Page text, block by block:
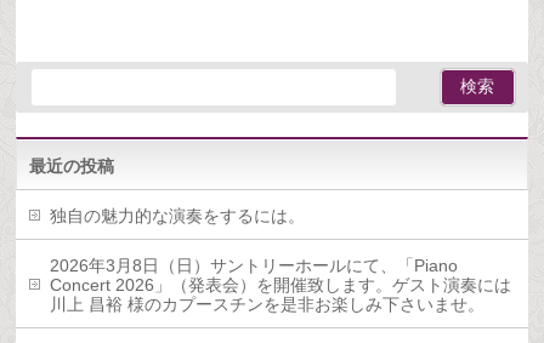
最近の投稿
独自の魅力的な演奏をするには。
2026年3月8日（日）サントリーホールにて、「Piano
Concert 2026」（発表会）を開催致します。ゲスト演奏には
川上 昌裕 様のカプースチンを是非お楽しみ下さいませ。